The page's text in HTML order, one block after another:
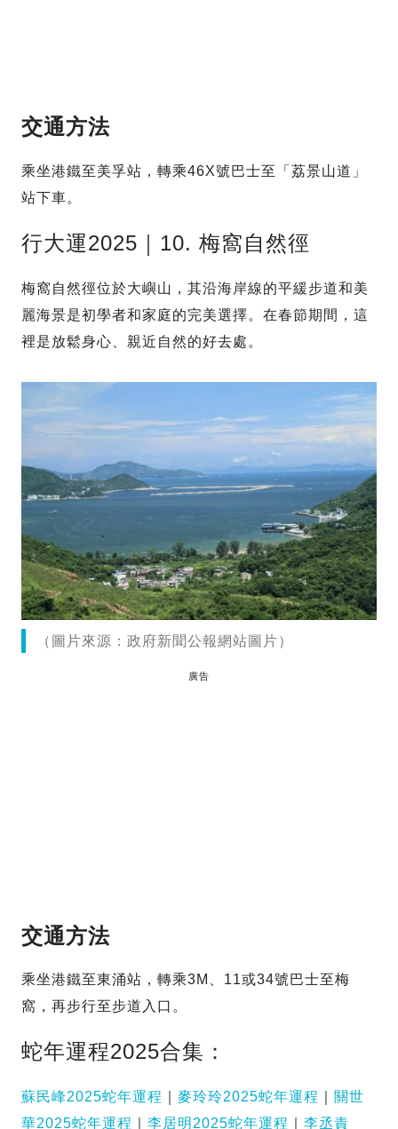
交通方法
乘坐港鐵至美孚站，轉乘46X號巴士至「荔景山道」
站下車。
行大運2025｜10. 梅窩自然徑
梅窩自然徑位於大嶼山，其沿海岸線的平緩步道和美
麗海景是初學者和家庭的完美選擇。在春節期間，這
裡是放鬆身心、親近自然的好去處。
（圖片來源：政府新聞公報網站圖片）
廣告
交通方法
乘坐港鐵至東涌站，轉乘3M、11或34號巴士至梅
窩，再步行至步道入口。
蛇年運程2025合集：
蘇民峰2025蛇年運程 麥玲玲2025蛇年運程
關世
華2025蛇年運程
李居明2025蛇年運程 李丞責